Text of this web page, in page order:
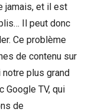
jamais, et il est
Il peut donc
Ce problème
de contenu sur
notre plus grand
Google TV, qui
de